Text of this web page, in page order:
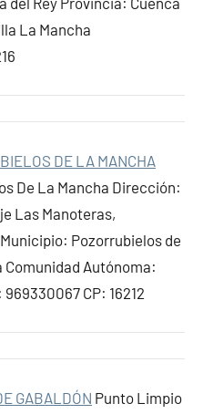
La Mancha
DE LA MANCHA
De La Mancha Dirección:
Las Manoteras,
Pozorrubielos de
Comunidad Autónoma:
CP: 16212
GABALDÓN Punto Limpio